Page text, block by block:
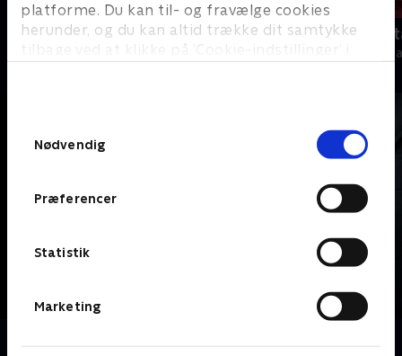
platforme. Du kan til- og fravælge cookies
herunder, og du kan altid trække dit samtykke
tilbage ved at klikke på ’Cookie-indstillinger’ i
Nødvendig
Præferencer
Statistik
Marketing
Tirsdagsanalysen Kongens
Nyheder &